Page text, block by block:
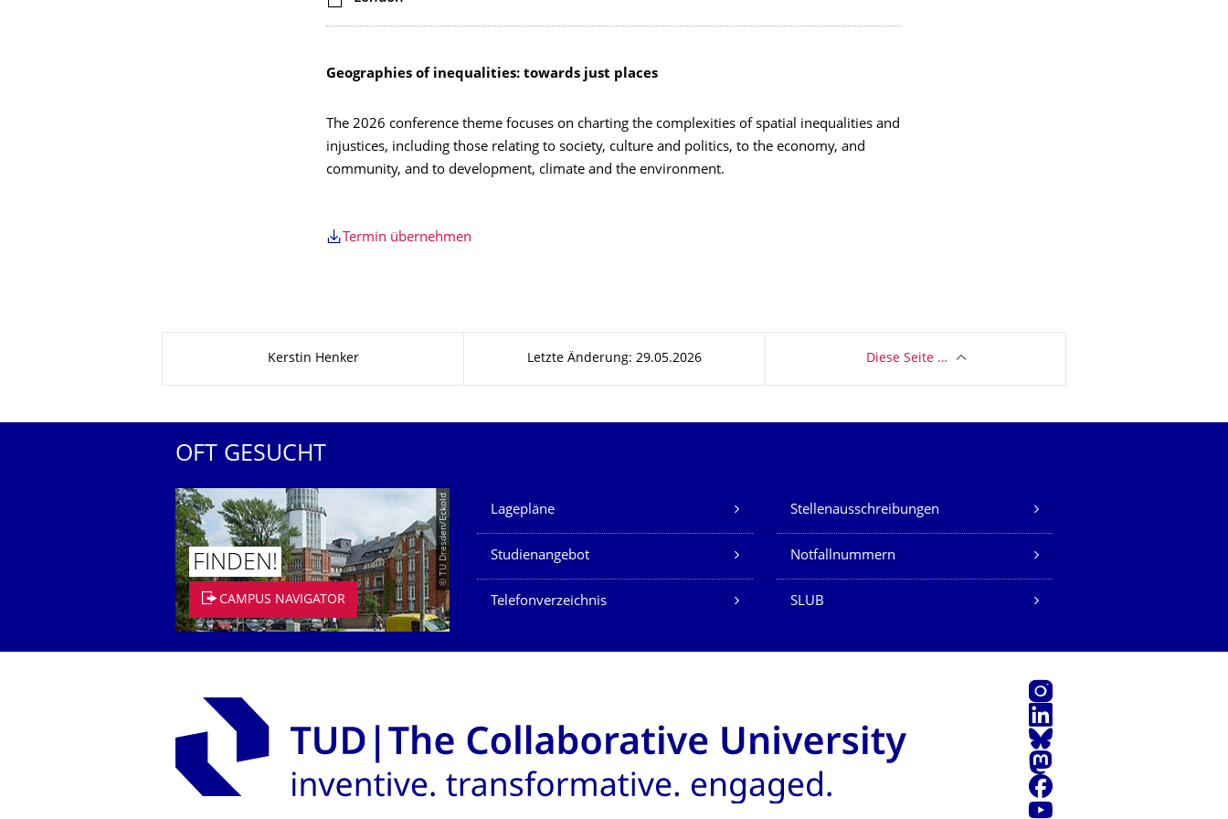
Geographies of inequalities: towards just places
The 2026 conference theme focuses on charting the complexities of spatial inequalities and
injustices, including those relating to society, culture and politics, to the economy, and
community, and to development, climate and the environment.
Termin übernehmen
Kerstin Henker Letzte Änderung: 29.05.2026 Diese Seite …
OFT GESUCHT
© TU Dresden/Eckold
FINDEN!
CAMPUS NAVIGATOR
Unsere Dienste
Lagepläne Stellenausschreibungen
Studienangebot Notfallnummern
Telefonverzeichnis SLUB
Instagram
LinkedIn
Bluesky
Mastodon
Facebook
Youtube